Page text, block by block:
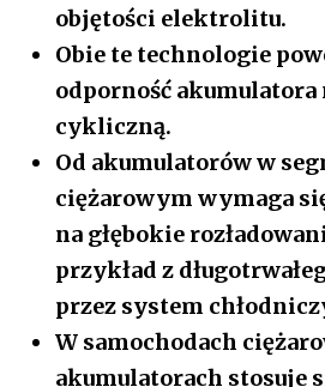
objętości elektrolitu.
Obie te technologie
odporność akumulatora
cykliczną.
Od akumulatorów w
ciężarowym wymaga
na głębokie
przykład z
przez system
W samochodach
akumulatorach stosuje